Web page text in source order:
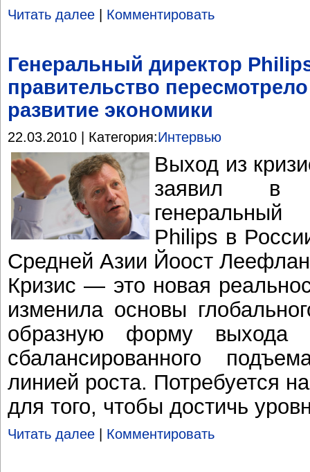
Читать далее Комментировать
Генеральный директор
правительство
развитие экономики
22.03.2010 | Категория:Интервью
Выход из
заявил в
Philips в
Средней Азии Йоост
Кризис — это новая
изменила основы
образную форму выхода
сбалансированного
линией роста. Потребуется
для того, чтобы достичь
Читать далее Комментировать